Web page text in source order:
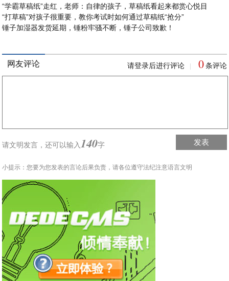
“学霸草稿纸”走红，老师：自律的孩子，草稿纸看起来都赏心悦目
“打草稿”对孩子很重要，教你考试时如何通过草稿纸“抢分”
锤子加湿器发货延期，锤粉牢骚不断，锤子公司致歉！
网友评论 请登录后进行评论 0 条评论
请文明发言，还可以输入 140字 发表
小提示：您要为您发表的言论后果负责，请各位遵守法纪注意语言文明